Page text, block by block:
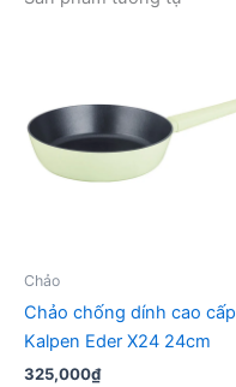
Chảo
Chảo chống dính cao cấp
Kalpen Eder X24 24cm
325,000₫